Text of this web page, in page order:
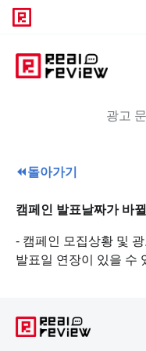
광고
⏪돌아가기
캠페인 발표날짜가 바
- 캠페인 모집상황 및
발표일 연장이 있을 수